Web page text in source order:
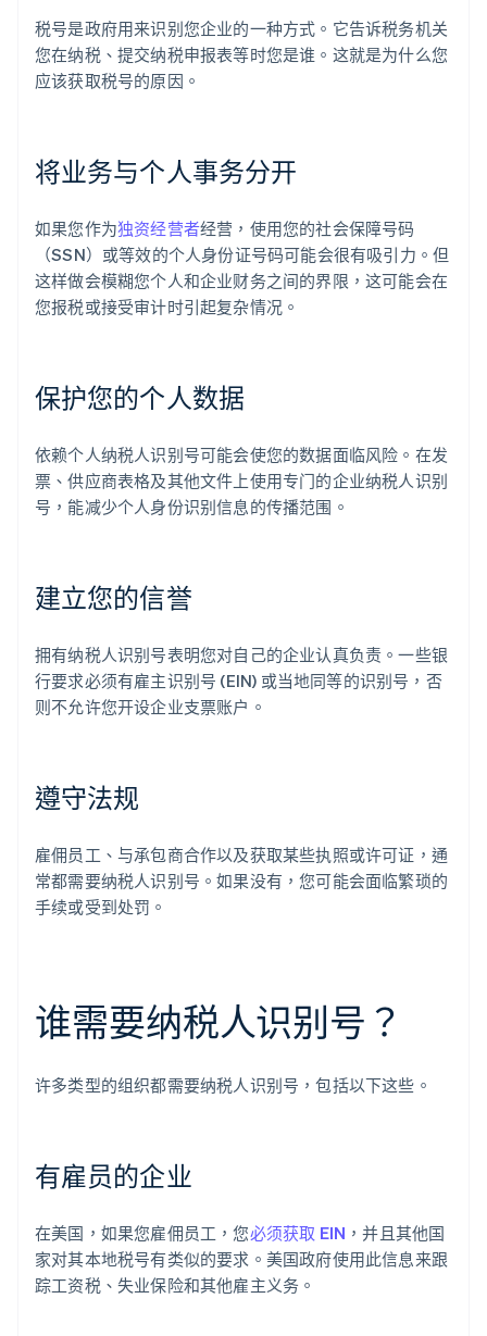
税号是政府用来识别您企业的一种方式。它告诉税务机关
您在纳税、提交纳税申报表等时您是谁。这就是为什么您
应该获取税号的原因。
将业务与个人事务分开
如果您作为独资经营者经营，使用您的社会保障号码
（SSN）或等效的个人身份证号码可能会很有吸引力。但
这样做会模糊您个人和企业财务之间的界限，这可能会在
您报税或接受审计时引起复杂情况。
保护您的个人数据
依赖个人纳税人识别号可能会使您的数据面临风险。在发
票、供应商表格及其他文件上使用专门的企业纳税人识别
号，能减少个人身份识别信息的传播范围。
建立您的信誉
拥有纳税人识别号表明您对自己的企业认真负责。一些银
行要求必须有雇主识别号 (EIN) 或当地同等的识别号，否
则不允许您开设企业支票账户。
遵守法规
雇佣员工、与承包商合作以及获取某些执照或许可证，通
常都需要纳税人识别号。如果没有，您可能会面临繁琐的
手续或受到处罚。
谁需要纳税人识别号？
许多类型的组织都需要纳税人识别号，包括以下这些。
有雇员的企业
在美国，如果您雇佣员工，您必须获取 EIN ，并且其他国
家对其本地税号有类似的要求。美国政府使用此信息来跟
踪工资税、失业保险和其他雇主义务。